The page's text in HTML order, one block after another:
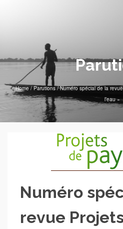
Home / Parutions / Numéro spécial de la
l’eau »
Numéro
revue